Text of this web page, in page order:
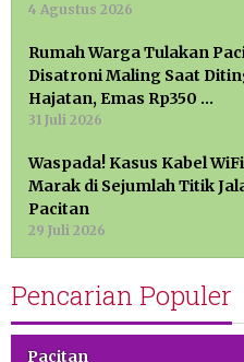
4 Agustus 2026
Rumah Warga Tulakan
Disatroni Maling Saat
Hajatan, Emas Rp350 …
31 Juli 2026
Waspada! Kasus Kabel
Marak di Sejumlah Titik
Pacitan
29 Juli 2026
Pencarian Populer
Pacitan